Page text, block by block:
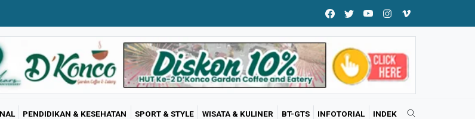
PENDIDIKAN & KESEHATAN SPORT & STYLE WISATA & KULINER BT-GTS INFOTORIAL INDEK